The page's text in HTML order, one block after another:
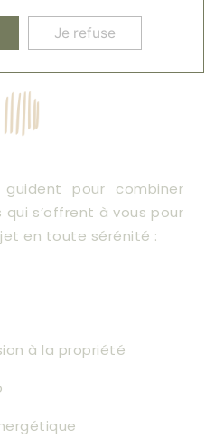
pour combiner
s’offrent à vous pour
en toute sérénité :
à la propriété
Je refuse